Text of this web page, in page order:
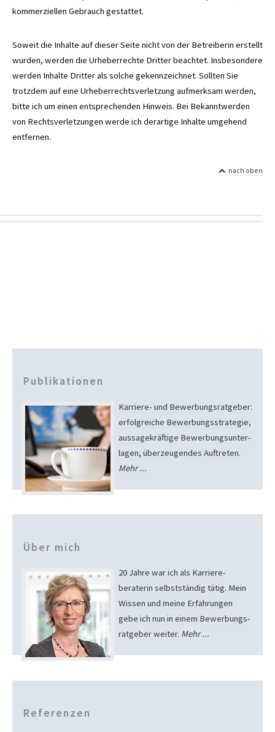
kommerziellen Gebrauch gestattet.
Soweit die Inhalte auf dieser Seite nicht von der Betreiberin erstellt
wurden, werden die Urheberrechte Dritter beachtet. Insbesondere
werden Inhalte Dritter als solche gekennzeichnet. Sollten Sie
trotzdem auf eine Urheberrechtsverletzung aufmerksam werden,
bitte ich um einen entsprechenden Hinweis. Bei Bekanntwerden
von Rechtsverletzungen werde ich derartige Inhalte umgehend
entfernen.
nach oben
Publikationen
Karriere- und Bewer­bungs­ratgeber:
erfolg­rei­che Bewer­bungs­strategie,
aussage­kräf­tige Bewer­bungs­unter­
lagen, über­zeu­gendes Auftreten.
Mehr ...
Über mich
20 Jahre war ich als Karriere­
beraterin selbstständig tätig. Mein
Wissen und meine Erfah­run­gen
gebe ich nun in einem Bewer­bungs­
rat­geber weiter. Mehr ...
Referenzen